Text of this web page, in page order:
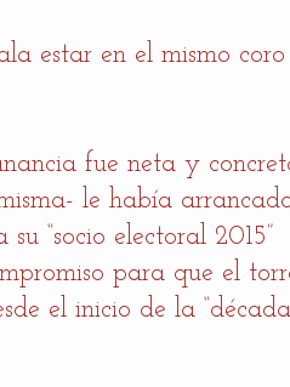
estar en el mismo coro
fue neta y
le había
“socio electoral 2015”
para que el
el inicio de la